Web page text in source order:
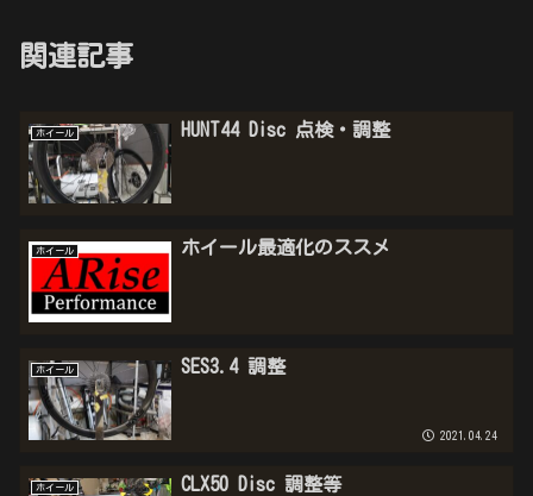
関連記事
ホイール HUNT44 Disc 点検・調整
ホイール ホイール最適化のススメ
ホイール SES3.4 調整
2021.04.24
ホイール CLX50 Disc 調整等